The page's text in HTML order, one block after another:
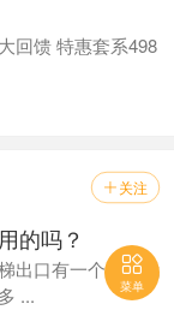
回馈 特惠套系498
 关注
的吗？
出口有一个（这就
...

菜单